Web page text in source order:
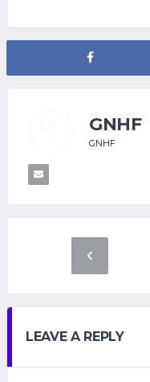
GNHF
GNHF
LEAVE A REPLY